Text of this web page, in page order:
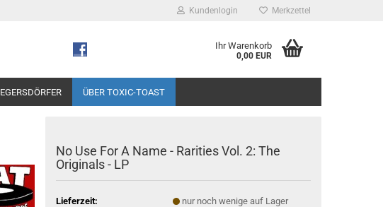
Kundenlogin Merkzettel
Ihr Warenkorb
0,00 EUR
EGERSDÖRFER ÜBER TOXIC-TOAST
No Use For A Name - Rarities Vol. 2: The
Originals - LP
Lieferzeit: nur noch wenige auf Lager